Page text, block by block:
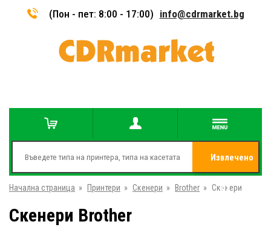
(Пон - пет: 8:00 - 17:00) info@cdrmarket.bg
Извлечено
от
Начална страница » Принтери » Скенери » Brother » Скенери
Скенери Brother